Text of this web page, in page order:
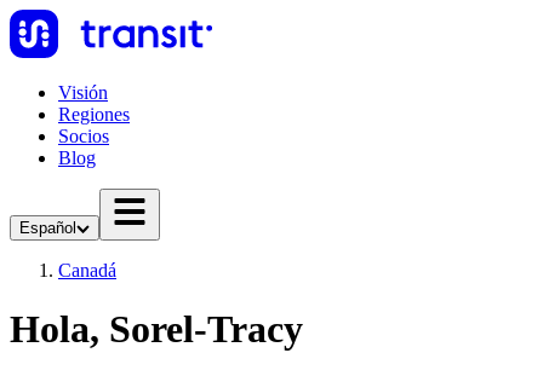
Visión
Regiones
Socios
Blog
Español
Canadá
Hola, Sorel-Tracy